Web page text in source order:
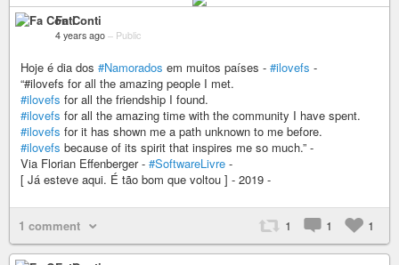
Fa Conti
4 years ago – Public
Hoje é dia dos #Namorados em muitos países - #ilovefs -
“#ilovefs for all the amazing people I met.
#ilovefs for all the friendship I found.
#ilovefs for all the amazing time with the community I have spent.
#ilovefs for it has shown me a path unknown to me before.
#ilovefs because of its spirit that inspires me so much.” -
Via Florian Effenberger - #SoftwareLivre -
[ Já esteve aqui. É tão bom que voltou ] - 2019 -
1 comment 1 1 1